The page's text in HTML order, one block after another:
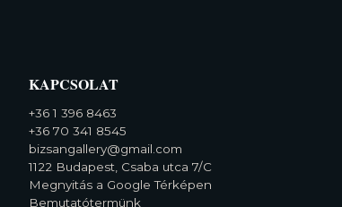
KAPCSOLAT
+36 1 396 8463
+36 70 341 8545
bizsangallery@gmail.com
1122 Budapest, Csaba utca 7/C
Megnyitás a Google Térképen
Bemutatótermünk